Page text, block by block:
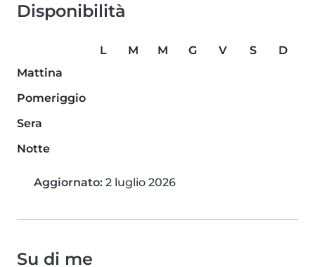
Disponibilità
L M M G V S
D
Mattina
Pomeriggio
Sera
Notte
Aggiornato: 2 luglio 2026
Su di me